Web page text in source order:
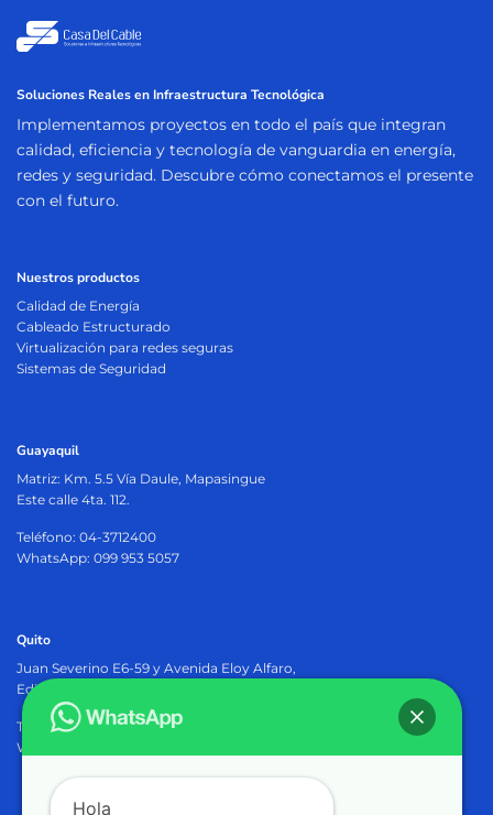
Soluciones Reales en Infraestructura Tecnológica
Implementamos proyectos en todo el país que integran
calidad, eficiencia y tecnología de vanguardia en energía,
redes y seguridad. Descubre cómo conectamos el presente
con el futuro.
Nuestros productos
Calidad de Energía
Cableado Estructurado
Virtualización para redes seguras
Sistemas de Seguridad
Guayaquil
Matriz: Km. 5.5 Vía Daule, Mapasingue
Este calle 4ta. 112.
Teléfono: 04-3712400
WhatsApp: 099 953 5057
Quito
Juan Severino E6-59 y Avenida Eloy Alfaro,
Edificio Osiris Plaza, PB.
Teléfono: 02-2905402
WhatsApp: 099 953 5057
Hola